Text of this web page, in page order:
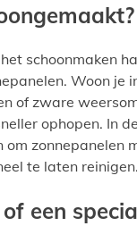
schoonmaken
Woon je
of zware
ophopen. In
zonnepanelen
te laten reinigen.
een